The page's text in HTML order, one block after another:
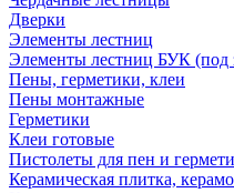
Дверки
Элементы лестниц
Элементы лестниц БУК (под
Пены, герметики, клеи
Пены монтажные
Герметики
Клеи готовые
Пистолеты для пен и
Керамическая плитка,